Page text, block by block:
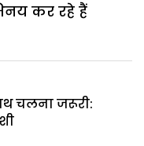
कर रहे हैं
चलना जरूरी: